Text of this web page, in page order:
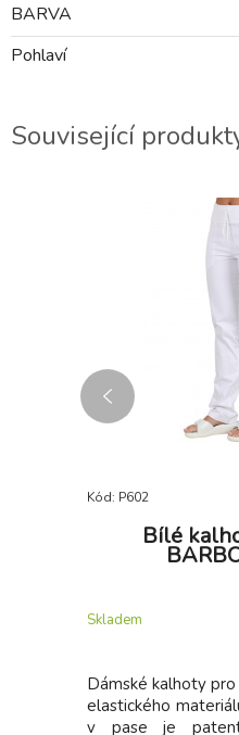
BARVA
Pohlaví
Související
Kód: P602
Bílé
Skladem
Dámské kalhoty
elastického
v pase je